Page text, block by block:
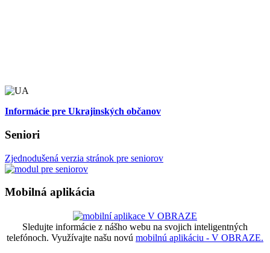
Informácie pre Ukrajinských občanov
Seniori
Zjednodušená verzia stránok pre seniorov
Mobilná aplikácia
Sledujte informácie z nášho webu na svojich inteligentných
telefónoch. Využívajte našu novú mobilnú aplikáciu - V OBRAZE.